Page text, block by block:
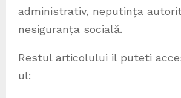
administrativ, neputința
nesiguranța socială.
Restul articolului il puteti
ul: